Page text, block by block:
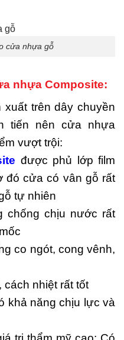
cửa nhựa gỗ
nhựa Composite:
trên dây chuyền
tiến nên cửa nhựa
vượt trội:
được phủ lớp film
đó cửa có vân gỗ rất
tự nhiên
chịu nước rất
co ngót, cong vênh,
nhiệt rất tốt
khả năng chịu lực và